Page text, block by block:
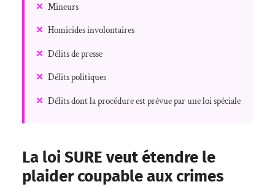
✕ Mineurs
✕ Homicides involontaires
✕ Délits de presse
✕ Délits politiques
✕ Délits dont la procédure est prévue par une loi spéciale
La loi SURE veut étendre le
plaider coupable aux crimes